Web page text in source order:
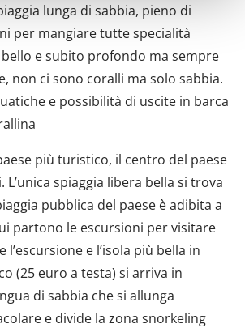
il tuo dispositivo, scansionandolo
ricerca di caratteristiche specifiche
vengono elaborati i tuoi dati personali
nella
il tuo consenso in qualsiasi momento
sui cookie.
per personalizzare contenuti ed
funzionalità dei social media e per
traffico. Condividiamo inoltre
in cui utilizzi il nostro sito con i
occupano di analisi dei dati web,
media, i quali potrebbero combinarle
che hai fornito loro o che hanno
dei loro servizi.
lunga di sabbia, pieno di
per mangiare tutte specialità
e subito profondo ma sempre
non ci sono coralli ma solo sabbia.
e possibilità di uscite in barca
più turistico, il centro del paese
L’unica spiaggia libera bella si trova
pubblica del paese è adibita a
partono le escursioni per visitare
l’escursione e l’isola più bella in
(25 euro a testa) si arriva in
di sabbia che si allunga
e divide la zona snorkeling